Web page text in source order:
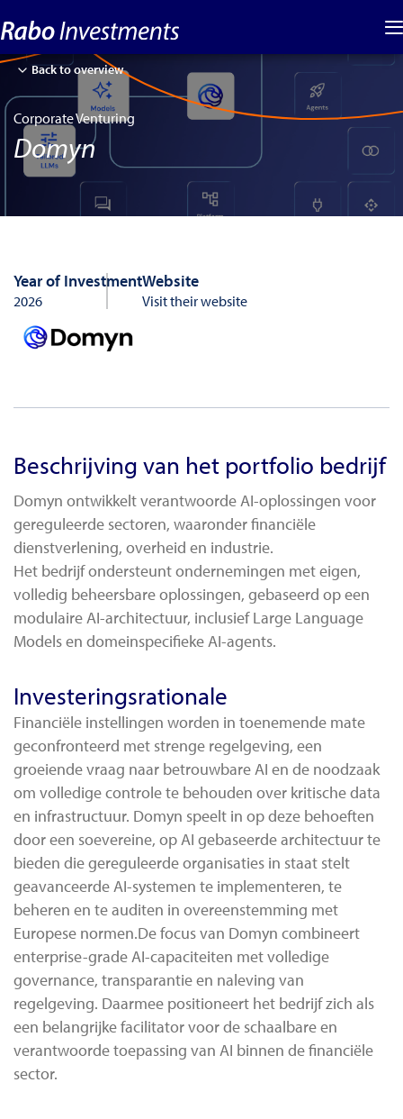
Back to overview
Corporate Venturing
Domyn
Year of Investment
2026
Website
Visit their website
Beschrijving van het portfolio bedrijf
Domyn ontwikkelt verantwoorde AI-oplossingen voor
gereguleerde sectoren, waaronder financiële
dienstverlening, overheid en industrie.
Het bedrijf ondersteunt ondernemingen met eigen,
volledig beheersbare oplossingen, gebaseerd op een
modulaire AI-architectuur, inclusief Large Language
Models en domeinspecifieke AI-agents.
Investeringsrationale
Financiële instellingen worden in toenemende mate
geconfronteerd met strenge regelgeving, een
groeiende vraag naar betrouwbare AI en de noodzaak
om volledige controle te behouden over kritische data
en infrastructuur. Domyn speelt in op deze behoeften
door een soevereine, op AI gebaseerde architectuur te
bieden die gereguleerde organisaties in staat stelt
geavanceerde AI-systemen te implementeren, te
beheren en te auditen in overeenstemming met
Europese normen.De focus van Domyn combineert
enterprise-grade AI-capaciteiten met volledige
governance, transparantie en naleving van
regelgeving. Daarmee positioneert het bedrijf zich als
een belangrijke facilitator voor de schaalbare en
verantwoorde toepassing van AI binnen de financiële
sector.